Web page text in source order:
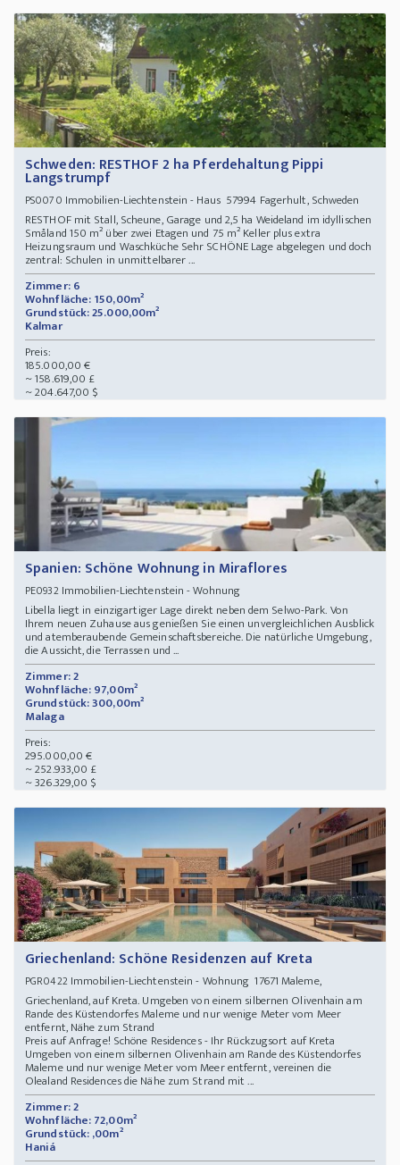
Schweden: RESTHOF 2 ha Pferdehaltung Pippi
Langstrumpf
PS0070 Immobilien-Liechtenstein - Haus 57994 Fagerhult, Schweden
RESTHOF mit Stall, Scheune, Garage und 2,5 ha Weideland im idyllischen
Småland 150 m² über zwei Etagen und 75 m² Keller plus extra
Heizungsraum und Waschküche Sehr SCHÖNE Lage abgelegen und doch
zentral: Schulen in unmittelbarer ...
Zimmer: 6
Wohnfläche: 150,00m²
Grundstück: 25.000,00m²
Kalmar
Preis:
185.000,00 €
~ 158.619,00 £
~ 204.647,00 $
Spanien: Schöne Wohnung in Miraflores
PE0932Immobilien-Liechtenstein - Wohnung
Libella liegt in einzigartiger Lage direkt neben dem Selwo-Park. Von
Ihrem neuen Zuhause aus genießen Sie einen unvergleichlichen Ausblick
und atemberaubende Gemeinschaftsbereiche. Die natürliche Umgebung,
die Aussicht, die Terrassen und ...
Zimmer: 2
Wohnfläche: 97,00m²
Grundstück: 300,00m²
Malaga
Preis:
295.000,00 €
~ 252.933,00 £
~ 326.329,00 $
Griechenland: Schöne Residenzen auf Kreta
PGR0422Immobilien-Liechtenstein - Wohnung 17671 Maleme,
Griechenland, auf Kreta. Umgeben von einem silbernen Olivenhain am
Rande des Küstendorfes Maleme und nur wenige Meter vom Meer
entfernt, Nähe zum Strand
Preis auf Anfrage! Schöne Residences - Ihr Rückzugsort auf Kreta
Umgeben von einem silbernen Olivenhain am Rande des Küstendorfes
Maleme und nur wenige Meter vom Meer entfernt, vereinen die
Olealand Residences die Nähe zum Strand mit ...
Zimmer: 2
Wohnfläche: 72,00m²
Grundstück: ,00m²
Haniá